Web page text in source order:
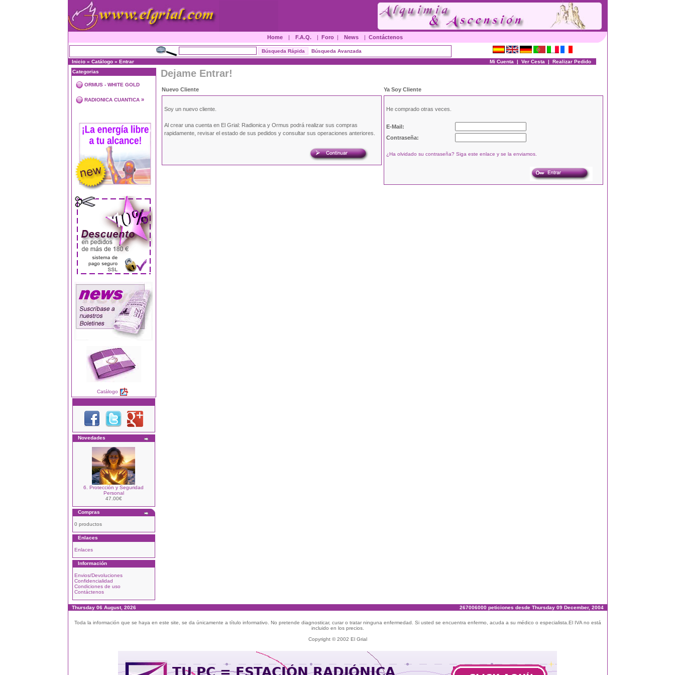
Home | F.A.Q. | Foro| News | Contáctenos
Búsqueda Avanzada
Inicio» Catálogo» Entrar Mi Cuenta | Ver Cesta | Realizar Pedido
Categorias
ORMUS - WHITE GOLD
RADIONICA CUANTICA»
Catálogo
Novedades
6. Protección y Seguridad
Personal
47.00€
Compras
0 productos
Enlaces
Enlaces
Información
Envios/Devoluciones
Confidencialidad
Condiciones de uso
Contáctenos
Dejame Entrar!
Nuevo Cliente Ya Soy Cliente
Soy un nuevo cliente.
Al crear una cuenta en El Grial: Radionica y Ormus podrá realizar sus compras
rapidamente, revisar el estado de sus pedidos y consultar sus operaciones anteriores.
He comprado otras veces.
E-Mail:
Contraseña:
¿Ha olvidado su contraseña? Siga este enlace y se la enviamos.
Thursday 06 August, 2026 267006000 peticiones desde Thursday 09 December, 2004
Toda la información que se haya en este site, se da únicamente a título informativo. No pretende diagnosticar, curar o tratar ninguna enfermedad. Si usted se encuentra enfermo, acuda a su médico o especialista.El IVA no está
incluido en los precios.
Copyright © 2002 El Grial